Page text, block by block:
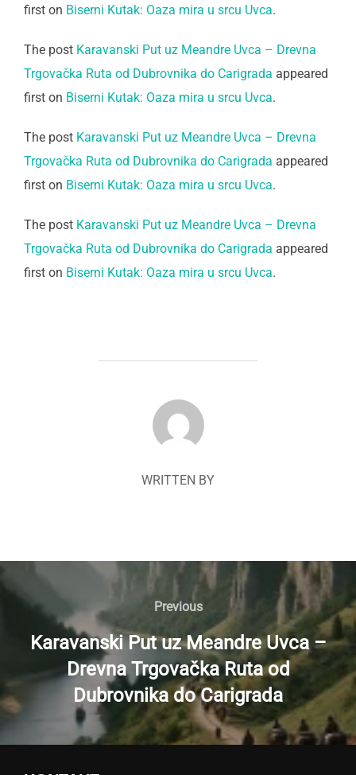
first on Biserni Kutak: Oaza mira u srcu Uvca.
The post Karavanski Put uz Meandre Uvca – Drevna
Trgovačka Ruta od Dubrovnika do Carigrada appeared
first on Biserni Kutak: Oaza mira u srcu Uvca.
The post Karavanski Put uz Meandre Uvca – Drevna
Trgovačka Ruta od Dubrovnika do Carigrada appeared
first on Biserni Kutak: Oaza mira u srcu Uvca.
The post Karavanski Put uz Meandre Uvca – Drevna
Trgovačka Ruta od Dubrovnika do Carigrada appeared
first on Biserni Kutak: Oaza mira u srcu Uvca.
POST AUTHOR
WRITTEN BY
Navigacija
članaka
Previous
Previous
Karavanski Put uz Meandre Uvca –
Drevna Trgovačka Ruta od
Dubrovnika do Carigrada